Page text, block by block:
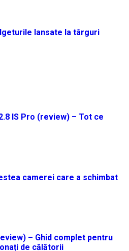
lansate la târguri
IS Pro (review) – Tot ce
camerei care a schimbat
– Ghid complet pentru
de călătorii